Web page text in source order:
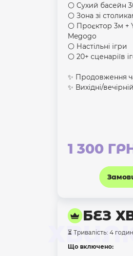
⚪️ Сухий басейн
⚪️ Зона зі
⚪️ Проєктор 3м +
Megogo
⚪️ Настільні ігри
⚪️ 20+ сценаріїв
✨ Продовження
✨ Вихідні/
1 300
БЕЗ
⏳ Тривалість: 4
Що включено: